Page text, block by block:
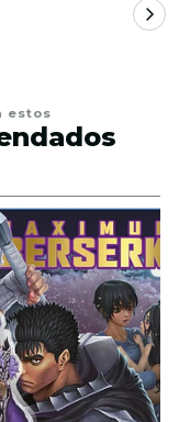
estos